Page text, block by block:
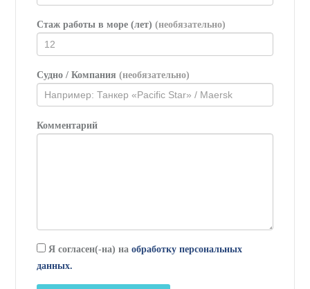
Стаж работы в море (лет)(необязательно)
Судно / Компания(необязательно)
Комментарий
Я согласен(-на) наобработку персональных
данных.